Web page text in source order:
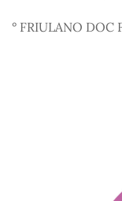
° FRIULANO DOC